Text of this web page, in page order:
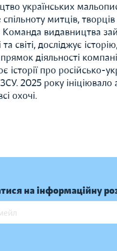
українських
митців,
видавництва
та світі, досліджує
діяльності
про російсько-
2025 року
охочі.
на інформаційну